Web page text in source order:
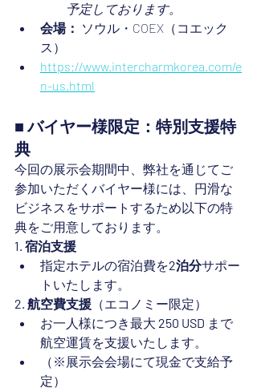
予定しております。
会場： ソウル・COEX（コエック
ス）
https://www.intercharmkorea.com/e
n-us.html
■ バイヤー様限定：特別支援特
典
今回の展示会期間中、弊社を通じてご
参加いただくバイヤー様には、円滑な
ビジネスをサポートするため以下の特
典をご用意しております。
1. 宿泊支援
指定ホテルの宿泊費を2泊分サポー
トいたします。
2. 航空費支援 （エコノミー限定）
お一人様につき最大 250 USD まで
航空運賃を支援いたします。
（※展示会会場にて現金で支給予
定）